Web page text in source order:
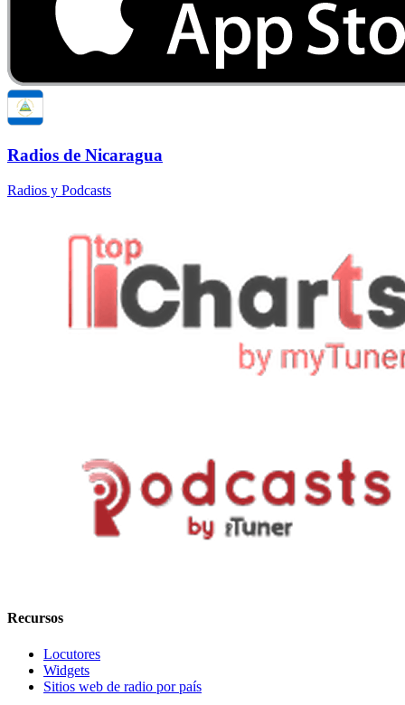
Radios de Nicaragua
Radios y Podcasts
Recursos
Locutores
Widgets
Sitios web de radio por país